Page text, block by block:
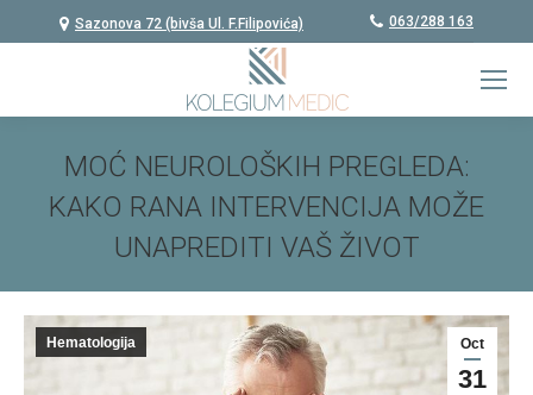
Sazonova 72 (bivša Ul. F.Filipovića) 063/288 163
MOĆ NEUROLOŠKIH PREGLEDA:
KAKO RANA INTERVENCIJA MOŽE
UNAPREDITI VAŠ ŽIVOT
Oct
31
Hematologija